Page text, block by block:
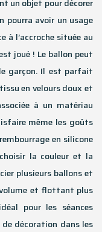
un objet pour décorer
pourra avoir un usage
à l’accroche située au
joué ! Le ballon peut
garçon. Il est parfait
en velours doux et
à un matériau
même les goûts
en silicone
la couleur et la
plusieurs ballons et
et flottant plus
pour les séances
décoration dans les